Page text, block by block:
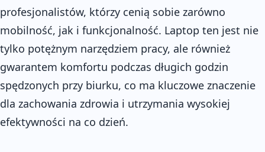
profesjonalistów, którzy cenią sobie zarówno
mobilność, jak i funkcjonalność. Laptop ten jest nie
tylko potężnym narzędziem pracy, ale również
gwarantem komfortu podczas długich godzin
spędzonych przy biurku, co ma kluczowe znaczenie
dla zachowania zdrowia i utrzymania wysokiej
efektywności na co dzień.